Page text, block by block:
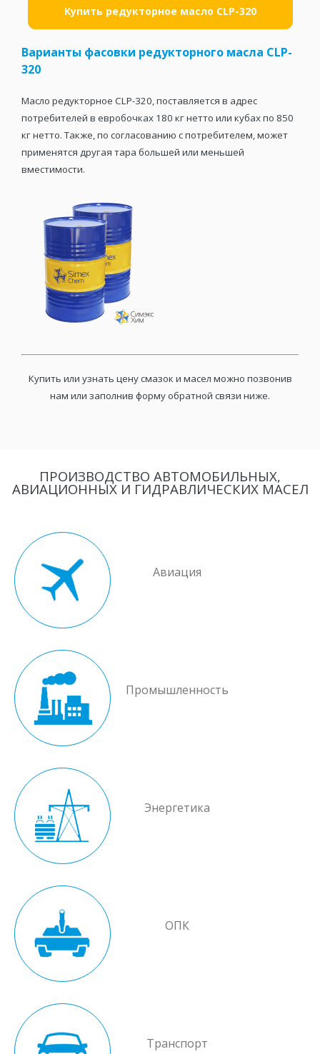
Купить редукторное масло CLP-320
Варианты фасовки редукторного масла CLP-
320
Масло редукторное CLP-320, поставляется в адрес
потребителей в евробочках 180 кг нетто или кубах по 850
кг нетто. Также, по согласованию с потребителем, может
применятся другая тара большей или меньшей
вместимости.
Купить или узнать цену смазок и масел можно позвонив
нам или заполнив форму обратной связи ниже.
ПРОИЗВОДСТВО АВТОМОБИЛЬНЫХ,
АВИАЦИОННЫХ И ГИДРАВЛИЧЕСКИХ МАСЕЛ
Авиация
Промышленность
Энергетика
ОПК
Транспорт